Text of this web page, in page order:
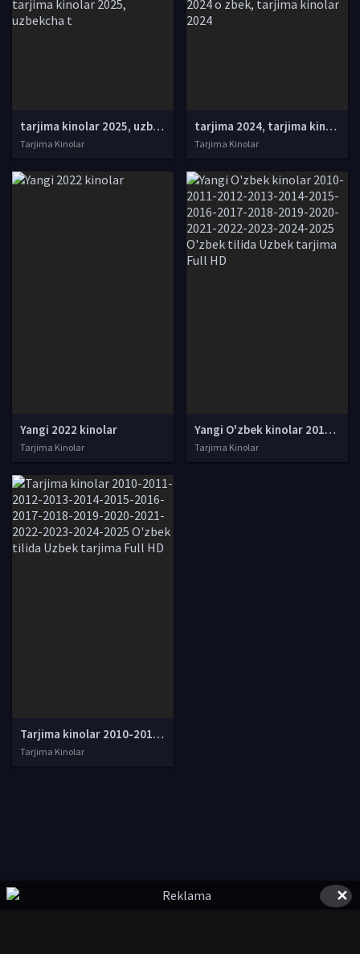
tarjima kinolar 2025, uzbek tarjima kinolar 2025, tarjima kinolar uzbek tilida 2025, tarjima kinolar o zbek 2025, tarjima kinolar o zbek tilida 2025, yangi tarjima kinolar 2025, uzmovi tarjima kinolar 2025, uzmovi com tarjima kinolar 2025, uzbekcha t
Tarjima Kinolar
tarjima 2024, tarjima kinolar 2024, uzbek tarjima 2024, tarjima kinolar tilida tilida 2024, uzbek tilida tarjima 2024, kino tarjima 2024, uzbek tarjima kinolar 2024, tarjima kinolar 2024 uzbek tilida, tarjima kinolar 2024 o zbek, tarjima kinolar 2024
Tarjima Kinolar
Yangi 2022 kinolar
Tarjima Kinolar
Yangi O'zbek kinolar 2010-2011-2012-2013-2014-2015-2016-2017-2018-2019-2020-2021-2022-2023-2024-2025 O'zbek tilida Uzbek tarjima Full HD
Tarjima Kinolar
Tarjima kinolar 2010-2011-2012-2013-2014-2015-2016-2017-2018-2019-2020-2021-2022-2023-2024-2025 O'zbek tilida Uzbek tarjima Full HD
Tarjima Kinolar
✕